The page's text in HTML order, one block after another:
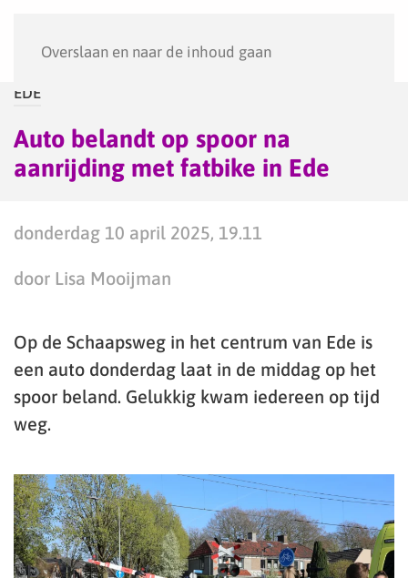
Overslaan en naar de inhoud gaan
EDE
Auto belandt op spoor na
aanrijding met fatbike in Ede
donderdag 10 april 2025, 19.11
door Lisa Mooijman
Op de Schaapsweg in het centrum van Ede is
een auto donderdag laat in de middag op het
spoor beland. Gelukkig kwam iedereen op tijd
weg.